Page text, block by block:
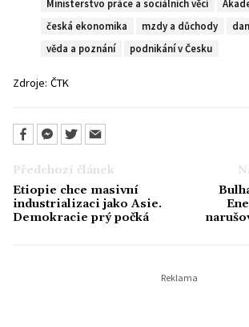
Ministerstvo práce a sociálních věcí
česká ekonomika
mzdy a důchody
věda a poznání
podnikání v Česku
Zdroje: ČTK
Předchozí článek
Etiopie chce masivní
industrializaci jako Asie.
Demokracie prý počká